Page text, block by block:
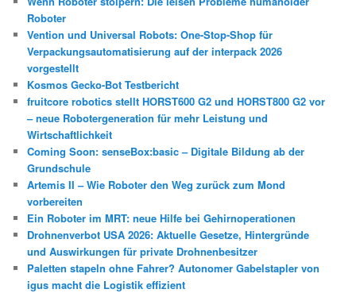
Roboter
Vention und Universal Robots: One-Stop-Shop für
Verpackungsautomatisierung auf der interpack 2026
vorgestellt
Kosmos Gecko-Bot Testbericht
fruitcore robotics stellt HORST600 G2 und HORST800 G2 vor
– neue Robotergeneration für mehr Leistung und
Wirtschaftlichkeit
Coming Soon: senseBox:basic – Digitale Bildung ab der
Grundschule
Artemis II – Wie Roboter den Weg zurück zum Mond
vorbereiten
Ein Roboter im MRT: neue Hilfe bei Gehirnoperationen
Drohnenverbot USA 2026: Aktuelle Gesetze, Hintergründe
und Auswirkungen für private Drohnenbesitzer
Paletten stapeln ohne Fahrer? Autonomer Gabelstapler von
igus macht die Logistik effizient